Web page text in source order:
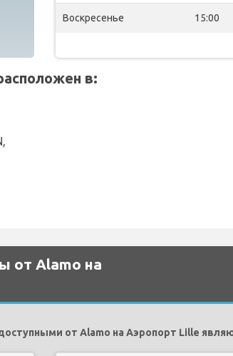
Воскресенье 15:00
в:
от Alamo на
от Alamo на Аэропорт Lille